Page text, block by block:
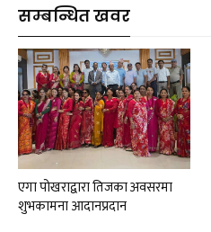
सम्बन्धित खवर
एगा पोखराद्वारा तिजका अवसरमा
शुभकामना आदानप्रदान